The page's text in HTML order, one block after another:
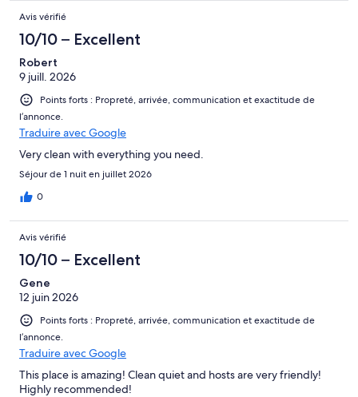
Avis vérifié
10/10 – Excellent
Robert
9 juill. 2026
Points forts : Propreté, arrivée, communication et exactitude de
l’annonce.
Traduire avec Google
Very clean with everything you need.
Séjour de 1 nuit en juillet 2026
0
Avis vérifié
10/10 – Excellent
Gene
12 juin 2026
Points forts : Propreté, arrivée, communication et exactitude de
l’annonce.
Traduire avec Google
This place is amazing! Clean quiet and hosts are very friendly!
Highly recommended!